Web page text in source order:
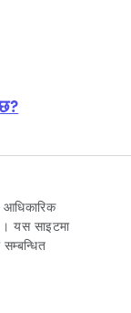
यस साइटमा